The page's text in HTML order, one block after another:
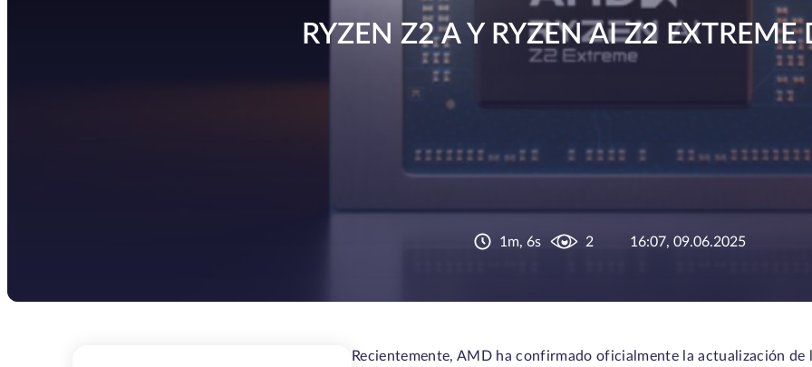
RYZEN Z2 A Y RYZEN AI Z2 EXTREME
1m, 6s 2 16:07, 09.06.2025
Recientemente, AMD ha confirmado oficialmente la actualización de